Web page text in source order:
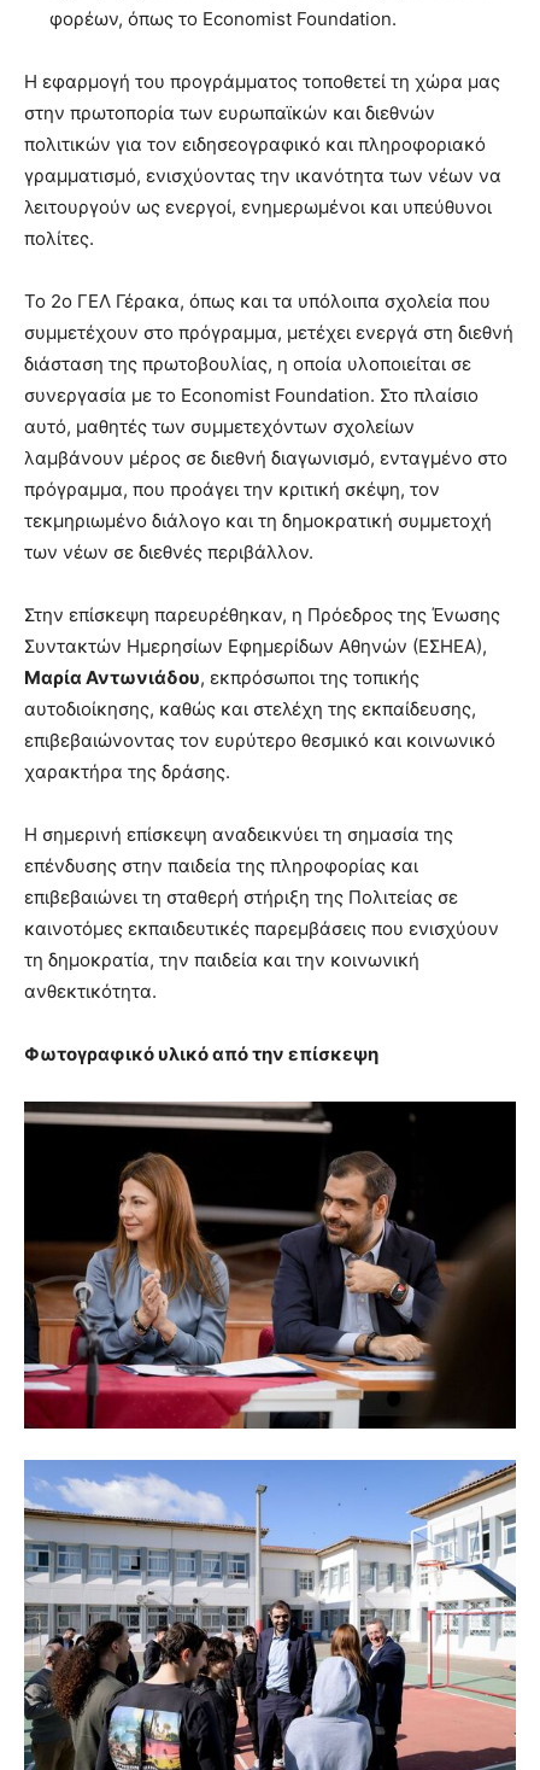
φορέων, όπως το Economist Foundation.
Η εφαρμογή του προγράμματος τοποθετεί τη χώρα μας
στην πρωτοπορία των ευρωπαϊκών και διεθνών
πολιτικών για τον ειδησεογραφικό και πληροφοριακό
γραμματισμό, ενισχύοντας την ικανότητα των νέων να
λειτουργούν ως ενεργοί, ενημερωμένοι και υπεύθυνοι
πολίτες.
Το 2ο ΓΕΛ Γέρακα, όπως και τα υπόλοιπα σχολεία που
συμμετέχουν στο πρόγραμμα, μετέχει ενεργά στη διεθνή
διάσταση της πρωτοβουλίας, η οποία υλοποιείται σε
συνεργασία με το Economist Foundation. Στο πλαίσιο
αυτό, μαθητές των συμμετεχόντων σχολείων
λαμβάνουν μέρος σε διεθνή διαγωνισμό, ενταγμένο στο
πρόγραμμα, που προάγει την κριτική σκέψη, τον
τεκμηριωμένο διάλογο και τη δημοκρατική συμμετοχή
των νέων σε διεθνές περιβάλλον.
Στην επίσκεψη παρευρέθηκαν, η Πρόεδρος της Ένωσης
Συντακτών Ημερησίων Εφημερίδων Αθηνών (ΕΣΗΕΑ),
Μαρία Αντωνιάδου, εκπρόσωποι της τοπικής
αυτοδιοίκησης, καθώς και στελέχη της εκπαίδευσης,
επιβεβαιώνοντας τον ευρύτερο θεσμικό και κοινωνικό
χαρακτήρα της δράσης.
Η σημερινή επίσκεψη αναδεικνύει τη σημασία της
επένδυσης στην παιδεία της πληροφορίας και
επιβεβαιώνει τη σταθερή στήριξη της Πολιτείας σε
καινοτόμες εκπαιδευτικές παρεμβάσεις που ενισχύουν
τη δημοκρατία, την παιδεία και την κοινωνική
ανθεκτικότητα.
Φωτογραφικό υλικό από την επίσκεψη